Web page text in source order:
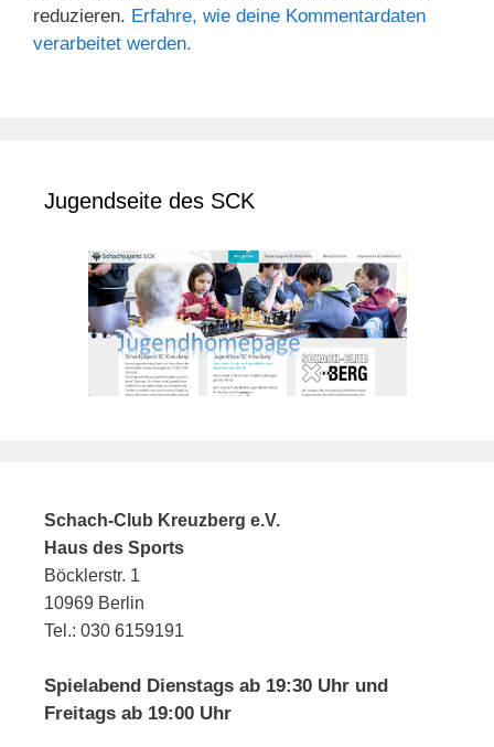
reduzieren. Erfahre, wie deine Kommentardaten
verarbeitet werden.
Jugendseite des SCK
Schach-Club Kreuzberg e.V.
Haus des Sports
Böcklerstr. 1
10969 Berlin
Tel.: 030 6159191
Spielabend Dienstags ab 19:30 Uhr und
Freitags ab 19:00 Uhr